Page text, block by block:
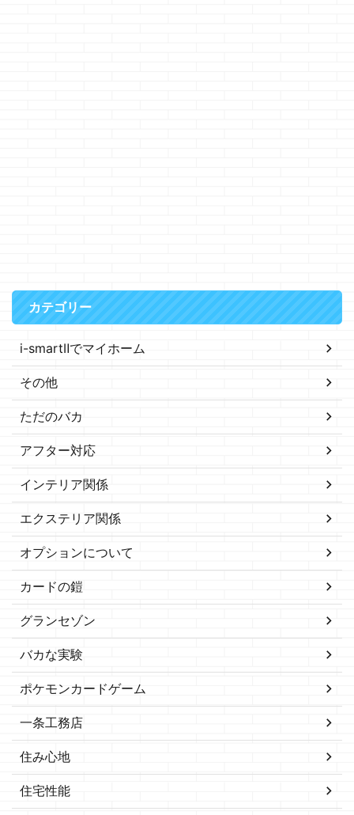
カテゴリー
i-smartⅡでマイホーム
その他
ただのバカ
アフター対応
インテリア関係
エクステリア関係
オプションについて
カードの鎧
グランセゾン
バカな実験
ポケモンカードゲーム
一条工務店
住み心地
住宅性能